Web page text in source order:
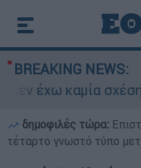
BREAKING NEWS:
έχω καμία σχέση με
δημοφιλές τώρα:
τέταρτο γνωστό τύπο